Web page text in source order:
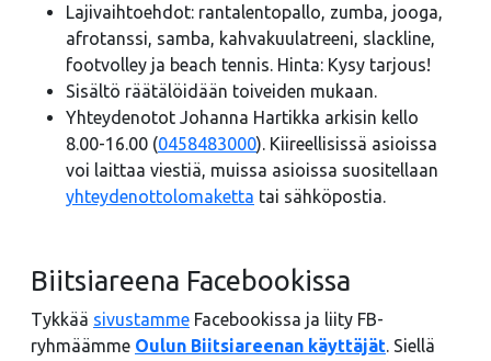
Lajivaihtoehdot: rantalentopallo, zumba, jooga,
afrotanssi, samba, kahvakuulatreeni, slackline,
footvolley ja beach tennis. Hinta: Kysy tarjous!
Sisältö räätälöidään toiveiden mukaan.
Yhteydenotot Johanna Hartikka arkisin kello
8.00-16.00 (0458483000). Kiireellisissä asioissa
voi laittaa viestiä, muissa asioissa suositellaan
yhteydenottolomaketta tai sähköpostia.
Biitsiareena Facebookissa
Tykkää sivustamme Facebookissa ja liity FB-
ryhmäämme Oulun Biitsiareenan käyttäjät. Siellä